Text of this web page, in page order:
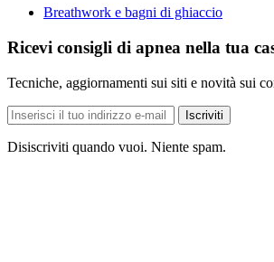
Breathwork e bagni di ghiaccio
Ricevi consigli di apnea nella tua
Tecniche, aggiornamenti sui siti e novità sui
Indirizzo
e-
mail
Iscriviti
Disiscriviti quando vuoi. Niente spam.